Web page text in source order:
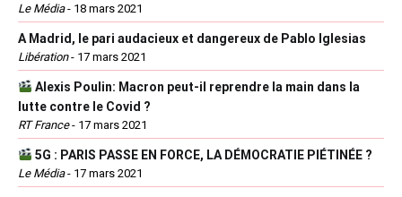
Le Média- 18 mars 2021
A Madrid, le pari audacieux et dangereux de Pablo Iglesias
Libération- 17 mars 2021
Alexis Poulin: Macron peut-il reprendre la main dans la
lutte contre le Covid ?
RT France- 17 mars 2021
5G : PARIS PASSE EN FORCE, LA DÉMOCRATIE PIÉTINÉE ?
Le Média- 17 mars 2021